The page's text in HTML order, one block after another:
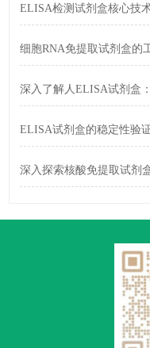
细胞RNA免提取试剂盒的
深入了解人ELISA试剂盒
ELISA试剂盒的稳定性验
深入探索核酸免提取试剂